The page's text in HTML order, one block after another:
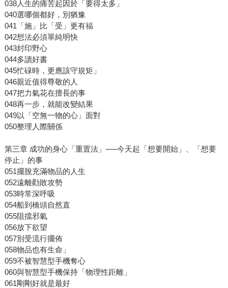
038人生的痛苦起因於「要得太多」
040選哪個都好，別猶豫
041「施」比「受」更有福
042想法必須單純明快
043封印野心
044多讀好書
045忙碌時，更應該守規矩」
046親近值得尊敬的人
047把力氣花在擅長的事
048再一步，就能改變結果
049以「空無一物的心」面對
050整理人際關係
第三章 成功的身心「重置法」──今天起「想要開始」、「想要
停止」的事
051擺脫充滿物品的人生
052遠離勸敗攻勢
053時常深呼吸
054船到橋頭自然直
055阻擋邪氣
056放下欲望
057別受流行擺佈
058物品也有生命」
059不被智慧型手機奪心
060與智慧型手機保持「物理性距離」
061剛剛好就是最好